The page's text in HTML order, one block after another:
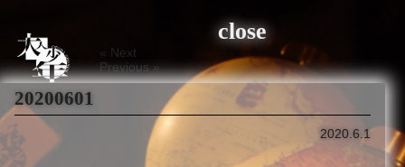
close
« Next
Previous»
20200601
2020.6.1